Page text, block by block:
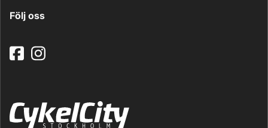
Följ oss